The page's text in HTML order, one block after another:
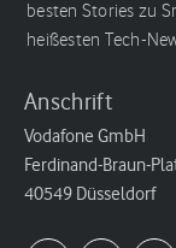
besten Stories zu
heißesten Tech-
Anschrift
Vodafone GmbH
Ferdinand-Braun-
40549 Düsseldorf